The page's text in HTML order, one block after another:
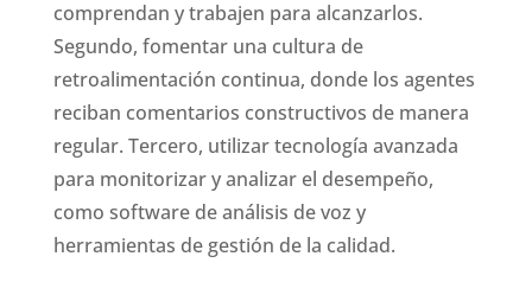
comprendan y trabajen para alcanzarlos.
Segundo, fomentar una cultura de
retroalimentación continua, donde los agentes
reciban comentarios constructivos de manera
regular. Tercero, utilizar tecnología avanzada
para monitorizar y analizar el desempeño,
como software de análisis de voz y
herramientas de gestión de la calidad.